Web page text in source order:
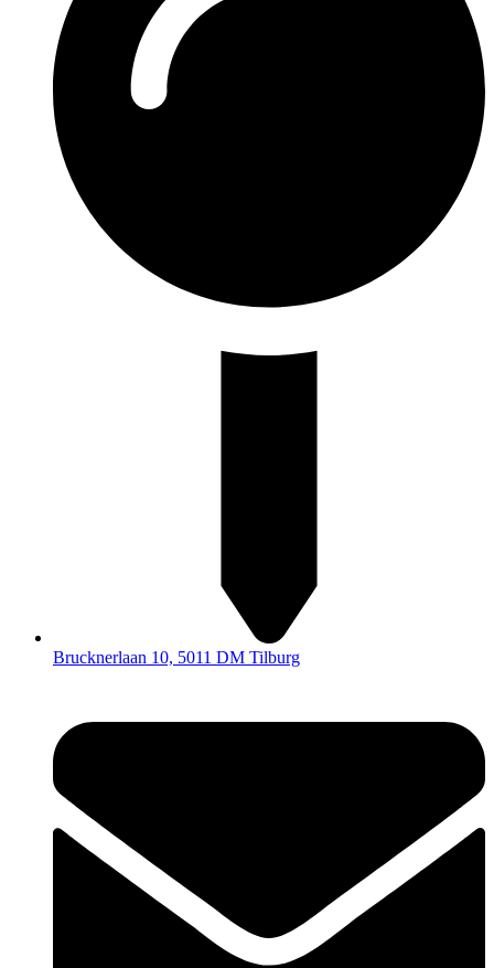
Brucknerlaan 10, 5011 DM Tilburg